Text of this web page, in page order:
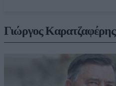
Γιώργος Καρατζαφέρης